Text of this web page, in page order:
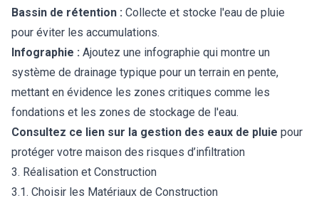
Bassin de rétention : Collecte et stocke l'eau de pluie
pour éviter les accumulations.
Infographie : Ajoutez une infographie qui montre un
système de drainage typique pour un terrain en pente,
mettant en évidence les zones critiques comme les
fondations et les zones de stockage de l'eau.
Consultez ce lien sur la gestion des eaux de pluie pour
protéger votre maison des risques d’infiltration
3. Réalisation et Construction
3.1. Choisir les Matériaux de Construction